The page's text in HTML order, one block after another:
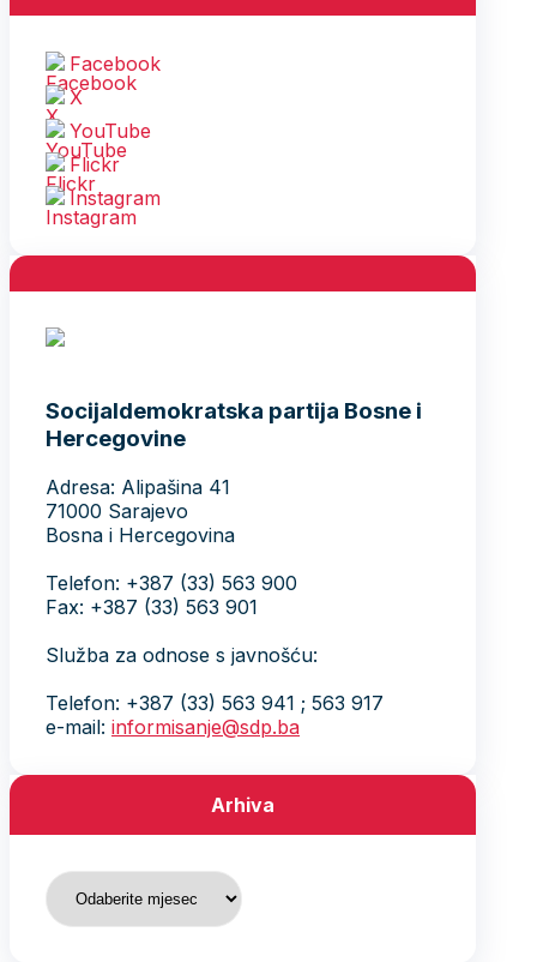
Facebook
X
YouTube
Flickr
Instagram
Socijaldemokratska partija Bosne i
Hercegovine
Adresa: Alipašina 41
71000 Sarajevo
Bosna i Hercegovina
Telefon: +387 (33) 563 900
Fax: +387 (33) 563 901
Služba za odnose s javnošću:
Telefon: +387 (33) 563 941 ; 563 917
e-mail: informisanje@sdp.ba
Arhiva
Arhiva